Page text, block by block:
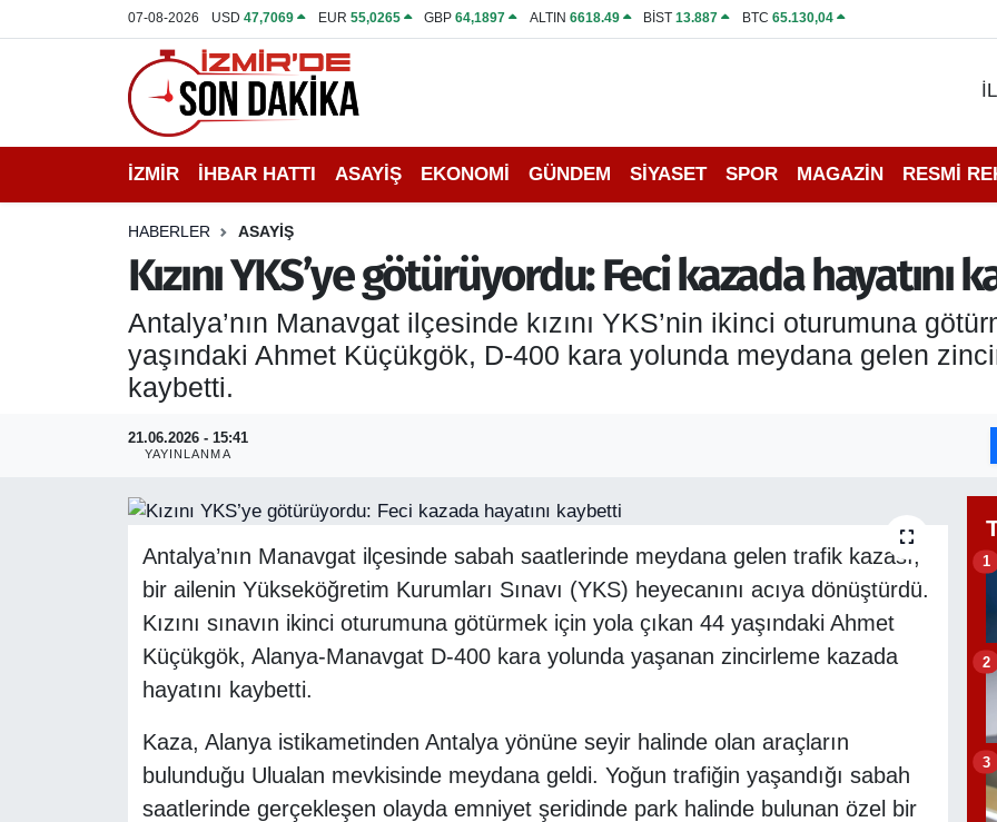
07-08-2026 USD47,7069 EUR 55,0265 GBP64,1897 ALTIN 6618.49 BİST13.887 BTC 65.130,04
İZMİR İHBAR HATTI ASAYİŞ EKONOMİ GÜNDEM SİYASET SPOR MAGAZİN RESMİ
HABERLER ASAYİŞ
Kızını YKS’ye götürüyordu: Feci kazada hayatını
Antalya’nın Manavgat ilçesinde kızını YKS’nin ikinci oturumuna
yaşındaki Ahmet Küçükgök, D-400 kara yolunda meydana gelen
kaybetti.
21.06.2026 - 15:41
YAYINLANMA
Antalya’nın Manavgat ilçesinde sabah saatlerinde meydana gelen trafik kazası,
bir ailenin Yükseköğretim Kurumları Sınavı (YKS) heyecanını acıya dönüştürdü.
Kızını sınavın ikinci oturumuna götürmek için yola çıkan 44 yaşındaki Ahmet
Küçükgök, Alanya-Manavgat D-400 kara yolunda yaşanan zincirleme kazada
hayatını kaybetti.
Kaza, Alanya istikametinden Antalya yönüne seyir halinde olan araçların
bulunduğu Ulualan mevkisinde meydana geldi. Yoğun trafiğin yaşandığı sabah
saatlerinde gerçekleşen olayda emniyet şeridinde park halinde bulunan özel bir
1
2
3
İHBAR HATTI
DEPREM
EKONOMİ
SİYASET
İzmir Nöbetçi Eczaneler
İzmir Hava Durumu
İzmir Namaz Vakitleri
İzmir Trafik Yoğunluk Haritası
Puan Durumu ve Fikstür
Tüm Manşetler